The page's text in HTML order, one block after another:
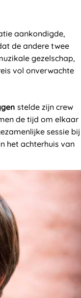
aankondigde,
de andere twee
gezelschap,
vol onverwachte
stelde zijn crew
de tijd om elkaar
sessie bij
het achterhuis van